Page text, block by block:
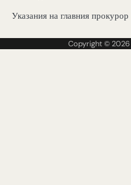
Указания на главния прокурор
Copyright © 2026